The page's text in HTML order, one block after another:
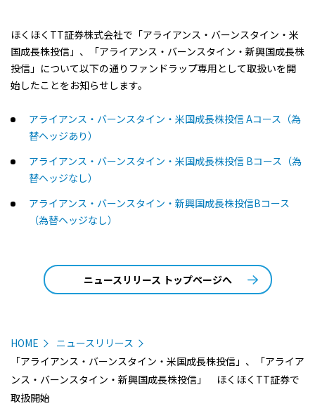
ほくほくTT証券株式会社で「アライアンス・バーンスタイン・米
国成長株投信」、「アライアンス・バーンスタイン・新興国成長株
投信」について以下の通りファンドラップ専用として取扱いを開
始したことをお知らせします。
アライアンス・バーンスタイン・米国成長株投信 Aコース（為
替ヘッジあり）
アライアンス・バーンスタイン・米国成長株投信 Bコース（為
替ヘッジなし）
アライアンス・バーンスタイン・新興国成長株投信Bコース
（為替ヘッジなし）
ニュースリリース トップページへ
HOME
ニュースリリース
「アライアンス・バーンスタイン・米国成長株投信」、「アライア
ンス・バーンスタイン・新興国成長株投信」 ほくほくTT証券で
取扱開始